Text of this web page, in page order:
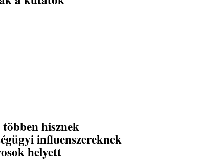
hisznek
influenszereknek
helyett